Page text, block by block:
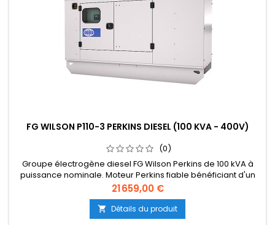
FG WILSON P110-3 PERKINS DIESEL (100 KVA - 400V)
(0)
Groupe électrogène diesel FG Wilson Perkins de 100 kVA à
puissance nominale. Moteur Perkins fiable bénéficiant d'un
support mondial. Construction robuste, adapté à une
utilisation continue ou de secours. Facile à entretenir et à
utiliser. {gformbuilderpro:3}
Prix
21 659,00 €
 Détails du produit